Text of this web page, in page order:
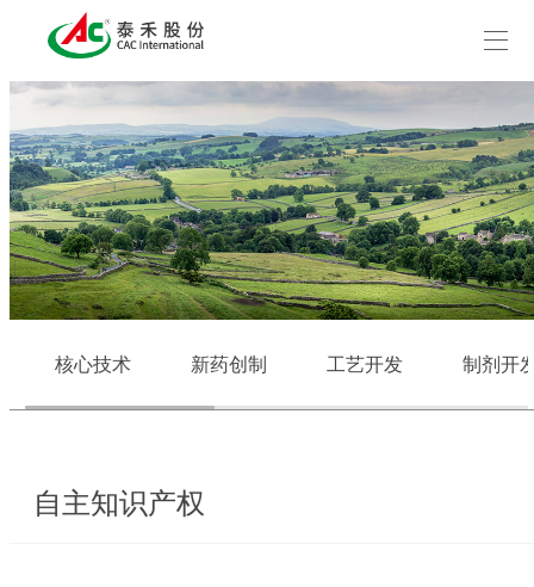
核心技术 新药创制 工艺开发 制剂开
自主知识产权